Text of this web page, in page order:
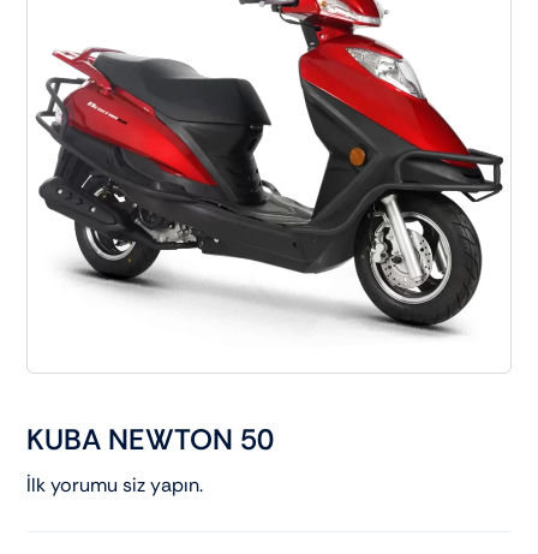
Scooter motorlar
Cub ve cg
Chopper ve cross
KUBA NEWTON 50
İlk yorumu siz yapın.